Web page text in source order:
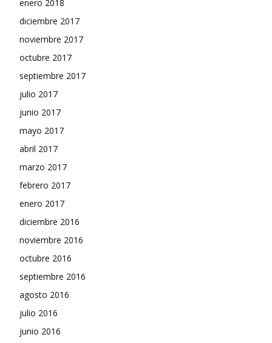
enero 2018
diciembre 2017
noviembre 2017
octubre 2017
septiembre 2017
julio 2017
junio 2017
mayo 2017
abril 2017
marzo 2017
febrero 2017
enero 2017
diciembre 2016
noviembre 2016
octubre 2016
septiembre 2016
agosto 2016
julio 2016
junio 2016